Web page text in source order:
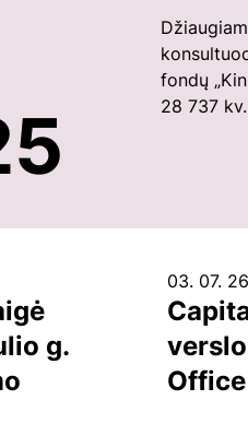
fondų
28 737
laisvojoje
g.
03. 07. 26